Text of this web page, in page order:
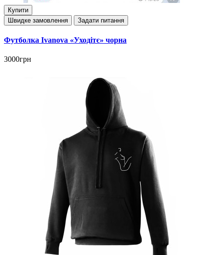
Купити
Швидке замовлення
Задати питання
Футболка Ivanova «Уходітє» чорна
3000грн